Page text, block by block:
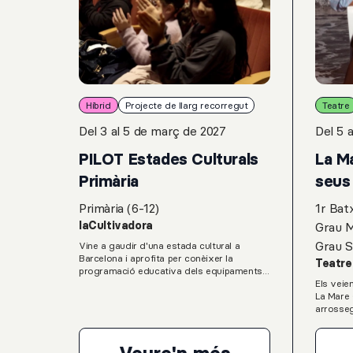
Híbrid Projecte de llarg recorregut
Del 3 al 5 de març de 2027
PILOT Estades Culturals
Primària
Primària (6-12)
laCultivadora
Vine a gaudir d'una estada cultural a
Barcelona i aprofita per conèixer la
programació educativa dels equipamentsa
Teatre Nacional de Catalunya.Una proposta
que permet conèixer espectacles,
Teatre
Del 5
La
1r
Grau
Grau
Els
La
temps.